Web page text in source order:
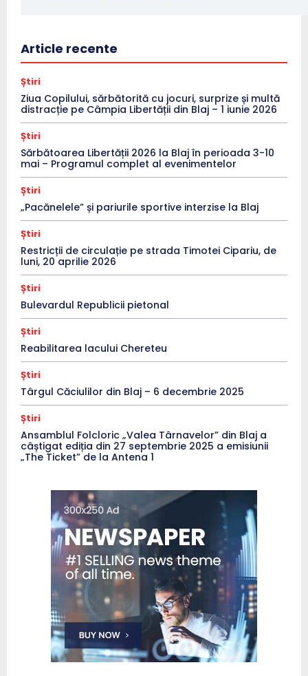
Article recente
Știri
Ziua Copilului, sărbătorită cu jocuri, surprize și multă
distracție pe Câmpia Libertății din Blaj – 1 iunie 2026
Știri
Sărbătoarea Libertății 2026 la Blaj în perioada 3-10
mai – Programul complet al evenimentelor
Știri
„Pacănelele” și pariurile sportive interzise la Blaj
Știri
Restricții de circulație pe strada Timotei Cipariu, de
luni, 20 aprilie 2026
Știri
Bulevardul Republicii pietonal
Știri
Reabilitarea lacului Chereteu
Știri
Târgul Căciulilor din Blaj – 6 decembrie 2025
Știri
Ansamblul Folcloric „Valea Târnavelor” din Blaj a
câștigat ediția din 27 septembrie 2025 a emisiunii
„The Ticket” de la Antena 1